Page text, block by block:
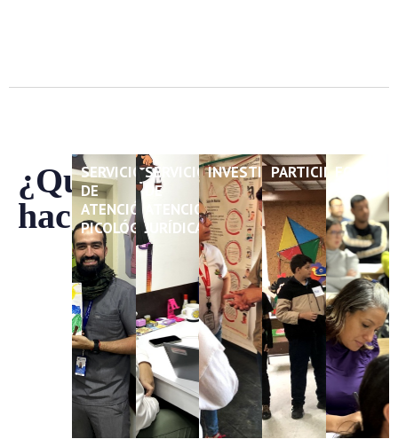
¿Qué
hacemos?
SERVICIO
DE
ATENCIÓN
PICOLÓGICA
SERVICIO
DE
ATENCIÓN
JURÍDICA
INVESTIGACIÓNPARTICIPACIÓN